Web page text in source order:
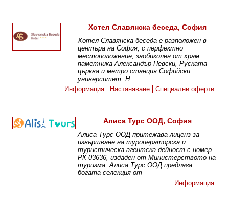
Хотел Славянска беседа, София
Хотел Славянска беседа е разположен в
центъра на София, с перфектно
местоположение, заобиколен от храм
паметника Александър Невски, Руската
църква и метро станция Софийски
университет. Н
Информация
Настаняване Специални оферти
Алиса Турс ООД, София
Алиса Турс ООД притежава лиценз за
извършване на туроператорска и
туристическа агентска дейност с номер
РК 03636, издаден от Министерството на
туризма. Алиса Турс ООД предлага
богата селекция от
Информация